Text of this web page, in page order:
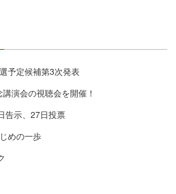
予定候補第3次発表
演会の視聴会を開催！
告示、27日投票
めの一歩